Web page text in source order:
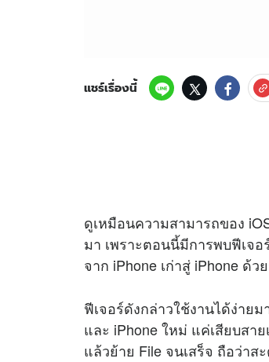
แชร์เรื่องนี้
ดูเหมือนความสามารถของ
มา เพราะตอนนี้มีการพบฟีเจ
จาก iPhone เก่าสู่ iPhone ด้ว
ฟีเจอร์ดังกล่าวใช้งานได้ง่าย
และ iPhone ใหม่ แค่เสียบสา
แล้วย้าย File จนเสร็จ ถือว่า